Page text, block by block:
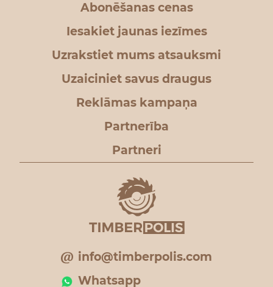
Abonēšanas cenas
Iesakiet jaunas iezīmes
Uzrakstiet mums atsauksmi
Uzaiciniet savus draugus
Reklāmas kampaņa
Partnerība
Partneri
info@timberpolis.com
Whatsapp